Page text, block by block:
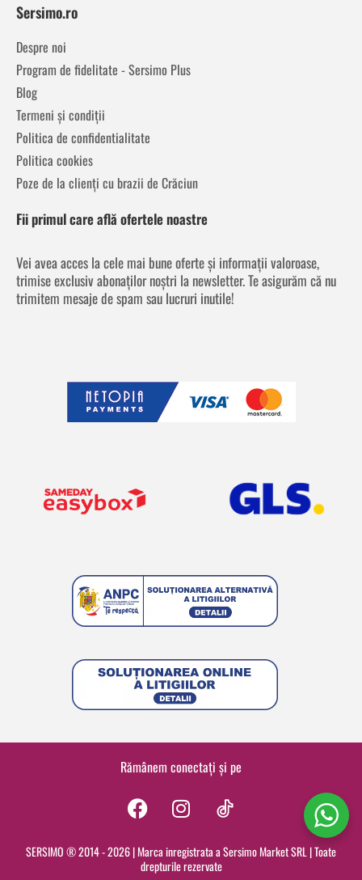
Sersimo.ro
Despre noi
Program de fidelitate - Sersimo Plus
Blog
Termeni și condiții
Politica de confidentialitate
Politica cookies
Poze de la clienți cu brazii de Crăciun
Fii primul care află ofertele noastre
Vei avea acces la cele mai bune oferte și informații valoroase,
trimise exclusiv abonaților noștri la newsletter. Te asigurăm că nu
trimitem mesaje de spam sau lucruri inutile!
Rămânem conectați și pe
F
c
e
I
s
t
SERSIMO ® 2014 - 2026 | Marca inregistrata a Sersimo Market SRL | Toate
drepturile rezervate